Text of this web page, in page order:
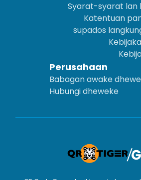
Syarat-syarat lan
Katentuan
supados
Perusahaan
Babagan awake dhewe
Hubungi dheweke